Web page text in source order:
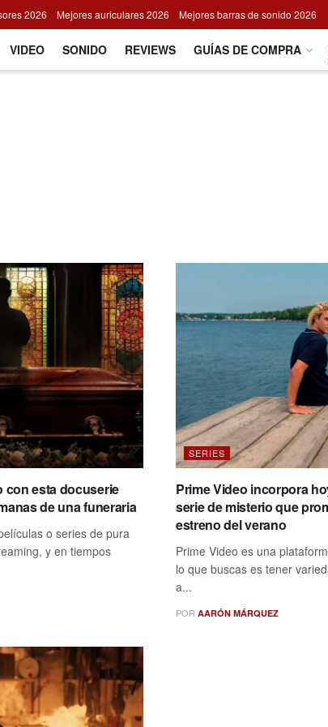
2026 Mejores auriculares 2026 Mejores barras de sonido 2026
VIDEO SONIDO REVIEWS GUÍAS DE COMPRA
con esta docuserie
de una funeraria
o series de pura
y en tiempos
SERIES
Prime Video incorpora
serie de misterio que
estreno del verano
Prime Video es una
lo que buscas es tener
a...
POR AARÓN MÁRQUEZ